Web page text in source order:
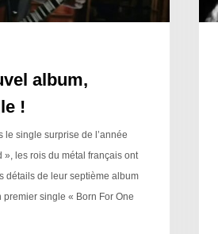
album,
!
le single surprise de l’année
», les rois du métal français ont
détails de leur septième album
single « Born For One